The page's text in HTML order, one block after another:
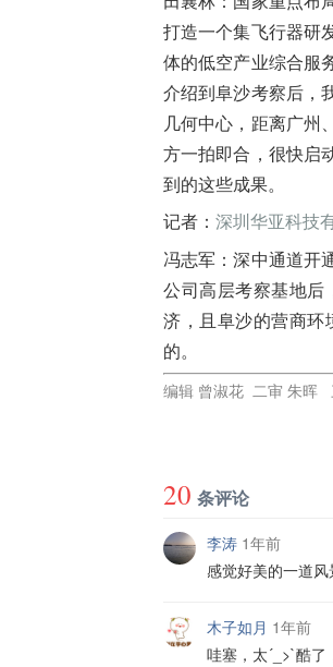
打造一个集飞行器研
体的低空产业综合服
介绍到阜沙考察后，
几何中心，距离广州
方一拍即合，很快启
到的这些成果。
记者： 深圳华亚科技
冯志军：深中通道开
公司高层考察基地后
济，且阜沙的营商环
的。
编辑 曾淑花 二审 朱晖
20 条评论
李涛 1年前
感觉好美的一道风
木子如月 1年前
哇塞，太´_>`酷